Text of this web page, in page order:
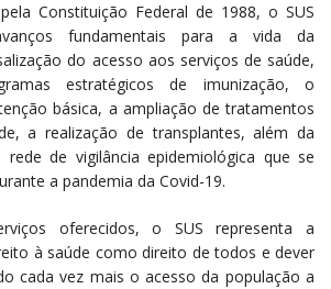
Constituição Federal de 1988, o SUS
fundamentais para a vida da
do acesso aos serviços de saúde,
estratégicos de imunização, o
básica, a ampliação de tratamentos
a realização de transplantes, além da
de vigilância epidemiológica que se
a pandemia da Covid-19.
oferecidos, o SUS representa a
à saúde como direito de todos e dever
cada vez mais o acesso da população a